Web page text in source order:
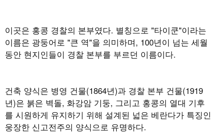
이곳은 홍콩 경찰의 본부였다. 별칭으로 "타이쿤"이라는
이름은 광둥어로 "큰 역"을 의미하며, 100년이 넘는 세월
동안 현지인들이 경찰 본부를 부르던 이름이다.
건축 양식은 병영 건물(1864년)과 경찰 본부 건물(1919
년)은 붉은 벽돌, 화강암 기둥, 그리고 홍콩의 열대 기후
를 시원하게 유지하기 위해 설계된 넓은 베란다가 특징인
웅장한 신고전주의 양식으로 유명하다.